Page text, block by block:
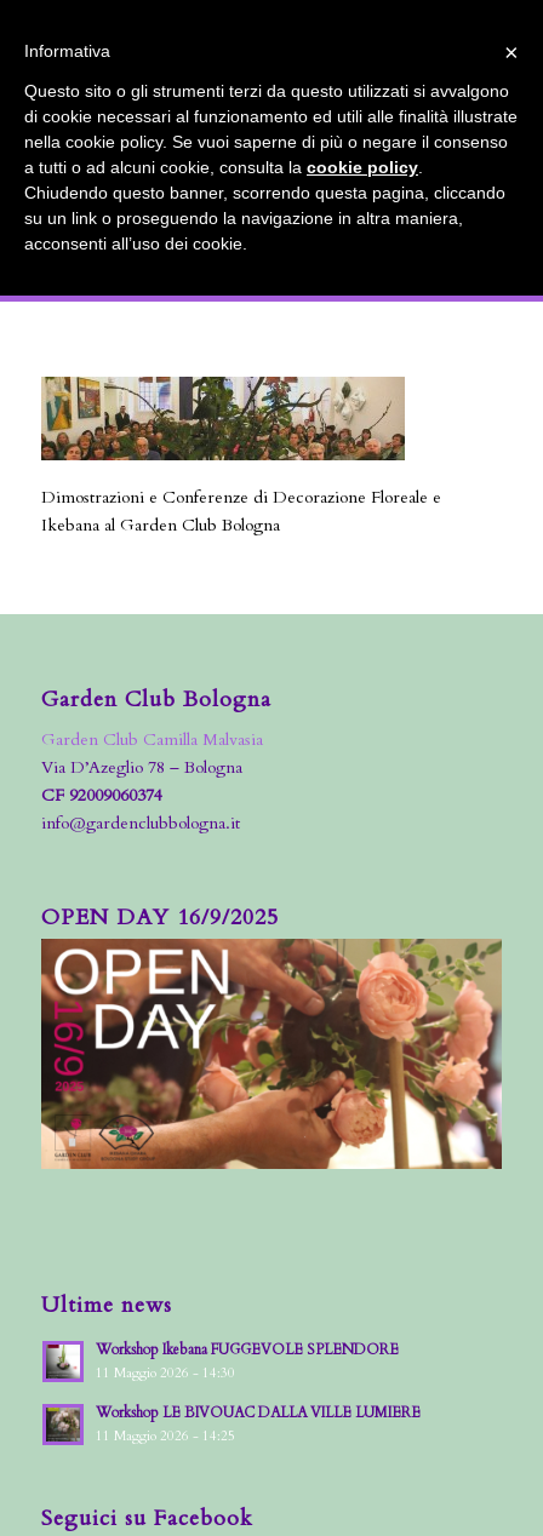
Dimostrazioni e Conferenze di
Decorazione Floreale e Ikebana al
Dimostrazioni e Conferenze di Decorazione Floreale e
Ikebana al Garden Club Bologna
Garden Club Bologna
Garden Club Camilla Malvasia
Via D’Azeglio 78 – Bologna
CF 92009060374
info@gardenclubbologna.it
OPEN DAY 16/9/2025
Ultime news
Workshop Ikebana FUGGEVOLE SPLENDORE
11 Maggio 2026 - 14:30
Workshop LE BIVOUAC DALLA VILLE LUMIERE
11 Maggio 2026 - 14:25
Seguici su Facebook
accetta l'uso dei cookies previsto nella pagina dedicata.
Fai clic per abilitare/disabilitare il tracciamento di
Google Analytics.
OK Privacy e cookie policy
×
Informativa
Questo sito o gli strumenti terzi da questo utilizzati si avvalgono
di cookie necessari al funzionamento ed utili alle finalità illustrate
nella cookie policy. Se vuoi saperne di più o negare il consenso
a tutti o ad alcuni cookie, consulta la cookie policy
Chiudendo questo banner, scorrendo questa pagina, cliccando
su un link o proseguendo la navigazione in altra maniera,
acconsenti all’uso dei cookie.